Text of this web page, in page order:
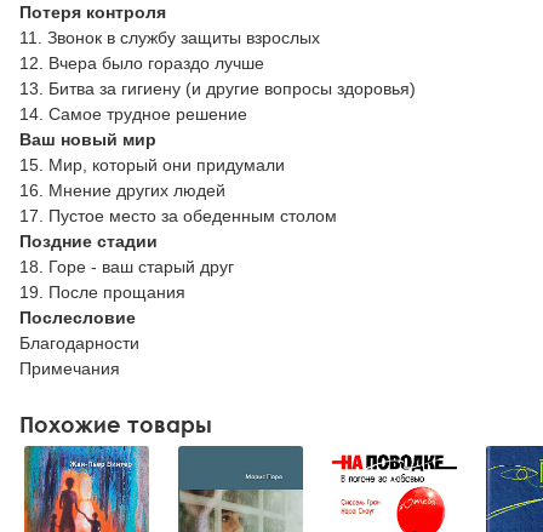
Потеря контроля
11. Звонок в службу защиты взрослых
12. Вчера было гораздо лучше
13. Битва за гигиену (и другие вопросы здоровья)
14. Самое трудное решение
Ваш новый мир
15. Мир, который они придумали
16. Мнение других людей
17. Пустое место за обеденным столом
Поздние стадии
18. Горе - ваш старый друг
19. После прощания
Послесловие
Благодарности
Примечания
Похожие товары